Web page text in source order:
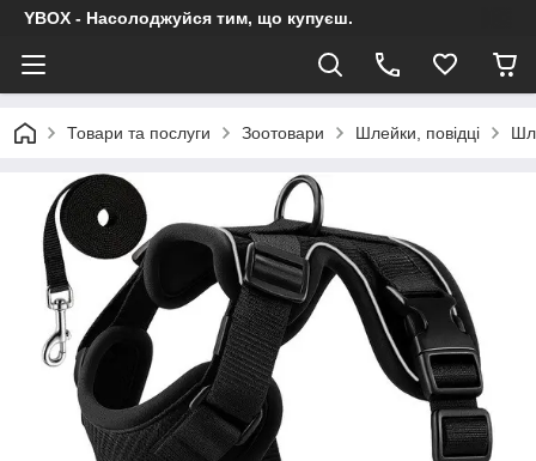
YBOX - Насолоджуйся тим, що купуєш.
Товари та послуги Зоотовари Шлейки, повідці